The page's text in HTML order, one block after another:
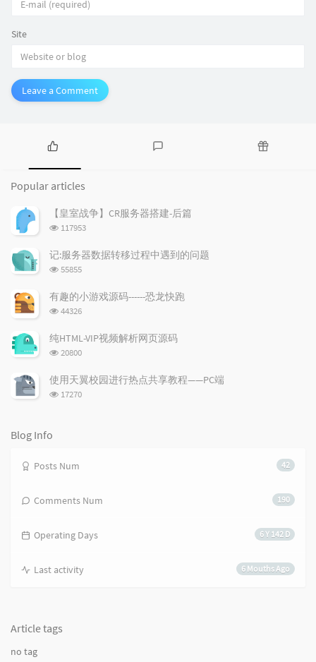
Site
Leave a Comment
P
p
u
r
a
t
i
l
e
e
s
c
m
t
Popular articles
【皇室战争】CR服务器搭建-后篇
浏
次
数:
117953
记:服务器数据转移过程中遇到的问题
浏
次
数:
55855
有趣的小游戏源码------恐龙快跑
浏
次
44326
纯HTML-VIP视频解析网页源码
浏
次
数:
20800
使用天翼校园进行热点共享教程——PC端
浏
17270
Blog Info
42
Posts Num
190
Comments Num
6 Y 142 D
Operating Days
6 Mouths Ago
Last activity
Article tags
no tag